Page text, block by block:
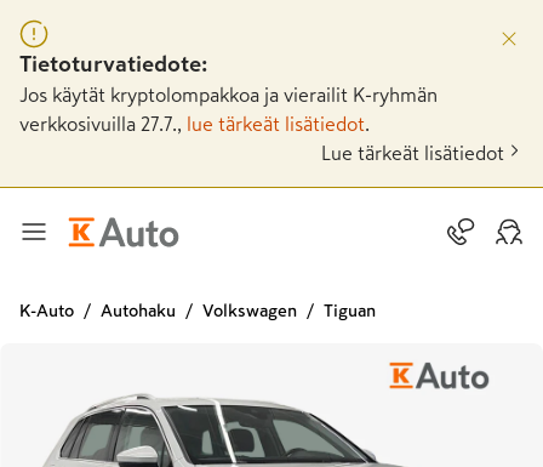
Tietoturvatiedote:
Jos käytät kryptolompakkoa ja vierailit K-ryhmän
verkkosivuilla 27.7.,
lue tärkeät lisätiedot
Lue tärkeät lisätiedot
K-Auto Autohaku Volkswagen Tiguan